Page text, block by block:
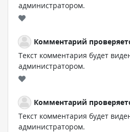
администратором.
Комментарий
Текст комментария будет
администратором.
Комментарий
Текст комментария будет
администратором.